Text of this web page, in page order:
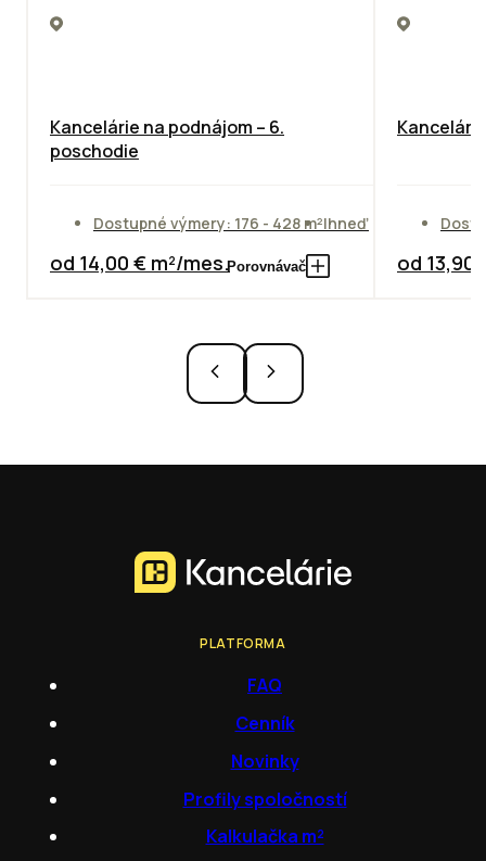
Kancelárie na podnájom – 6.
poschodie
Dostupné výmery: 176 - 428 m²Ihneď
od 14,00 € m²/mes.Porovnávač od 13,90
PLATFORMA
FAQ
Cenník
Novinky
Profily spoločností
Kalkulačka m²